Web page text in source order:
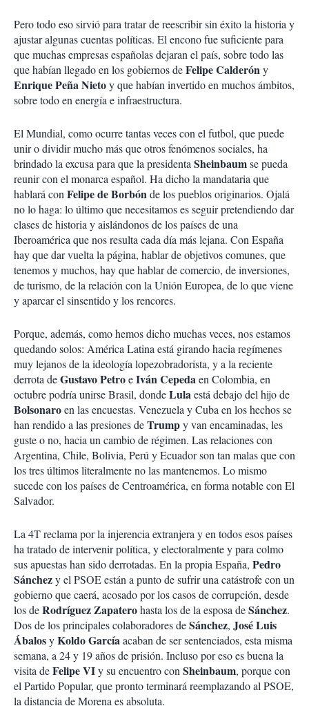
Pero todo eso sirvió para tratar de reescribir sin éxito la historia y
ajustar algunas cuentas políticas. El encono fue suficiente para
que muchas empresas españolas dejaran el país, sobre todo las
que habían llegado en los gobiernos deFelipe Calderóny
Enrique Peña Nietoy que habían invertido en muchos ámbitos,
sobre todo en energía e infraestructura.
El Mundial, como ocurre tantas veces con el futbol, que puede
unir o dividir mucho más que otros fenómenos sociales, ha
brindado la excusa para que la presidenta Sheinbaumse pueda
reunir con el monarca español. Ha dicho la mandataria que
hablará con Felipe de Borbónde los pueblos originarios. Ojalá
no lo haga: lo último que necesitamos es seguir pretendiendo dar
clases de historia y aislándonos de los países de una
Iberoamérica que nos resulta cada día más lejana. Con España
hay que dar vuelta la página, hablar de objetivos comunes, que
tenemos y muchos, hay que hablar de comercio, de inversiones,
de turismo, de la relación con la Unión Europea, de lo que viene
y aparcar el sinsentido y los rencores.
Porque, además, como hemos dicho muchas veces, nos estamos
quedando solos: América Latina está girando hacia regímenes
muy lejanos de la ideología lopezobradorista, y a la reciente
derrota deGustavo PetroeIván Cepedaen Colombia, en
octubre podría unirse Brasil, dondeLulaestá debajo del hijo de
Bolsonaroen las encuestas. Venezuela y Cuba en los hechos se
han rendido a las presiones deTrumpy van encaminadas, les
guste o no, hacia un cambio de régimen. Las relaciones con
Argentina, Chile, Bolivia, Perú y Ecuador son tan malas que con
los tres últimos literalmente no las mantenemos. Lo mismo
sucede con los países de Centroamérica, en forma notable con El
Salvador.
La 4T reclama por la injerencia extranjera y en todos esos países
ha tratado de intervenir política, y electoralmente y para colmo
sus apuestas han sido derrotadas. En la propia España, Pedro
Sánchezy el PSOE están a punto de sufrir una catástrofe con un
gobierno que caerá, acosado por los casos de corrupción, desde
los deRodríguez Zapaterohasta los de la esposa deSánchez.
Dos de los principales colaboradores deSánchez, José Luis
ÁbalosyKoldo Garcíaacaban de ser sentenciados, esta misma
semana, a 24 y 19 años de prisión. Incluso por eso es buena la
visita deFelipe VIy su encuentro con Sheinbaum, porque con
el Partido Popular, que pronto terminará reemplazando al PSOE,
la distancia de Morena es absoluta.